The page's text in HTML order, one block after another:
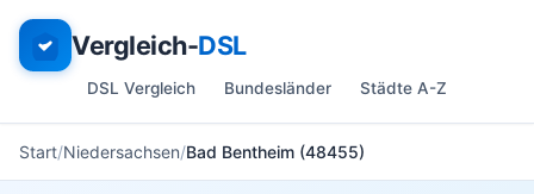
Vergleich-DSL
DSL Vergleich Bundesländer Städte A-Z
Start Niedersachsen Bad Bentheim (48455)